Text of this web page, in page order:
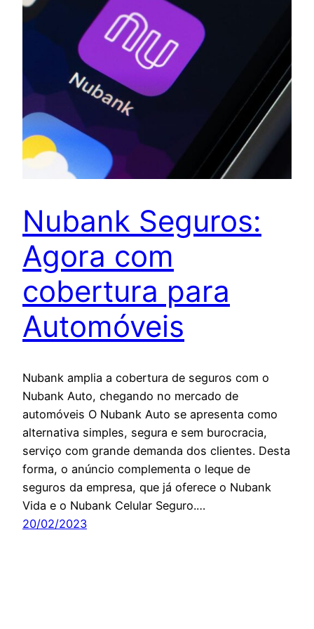
Nubank Seguros:
Agora com
cobertura para
Automóveis
Nubank amplia a cobertura de seguros com o
Nubank Auto, chegando no mercado de
automóveis O Nubank Auto se apresenta como
alternativa simples, segura e sem burocracia,
serviço com grande demanda dos clientes. Desta
forma, o anúncio complementa o leque de
seguros da empresa, que já oferece o Nubank
Vida e o Nubank Celular Seguro.…
20/02/2023